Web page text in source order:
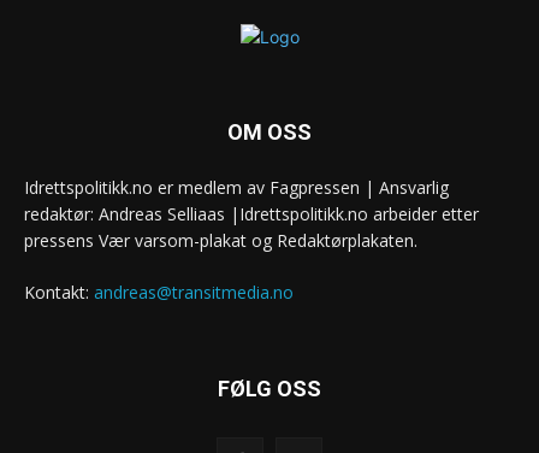
OM OSS
Idrettspolitikk.no er medlem av Fagpressen | Ansvarlig
redaktør: Andreas Selliaas |Idrettspolitikk.no arbeider etter
pressens Vær varsom-plakat og Redaktørplakaten.
Kontakt: andreas@transitmedia.no
FØLG OSS